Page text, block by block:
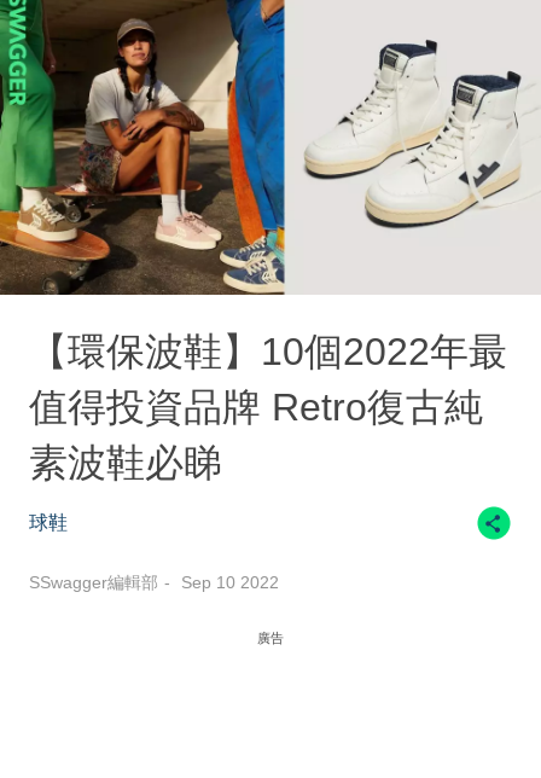
【環保波鞋】10個2022年最
值得投資品牌 Retro復古純
素波鞋必睇
球鞋
SSwagger編輯部 Sep 10 2022
廣告